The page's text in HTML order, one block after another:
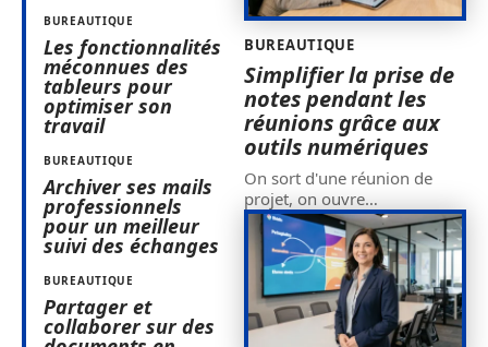
BUREAUTIQUE
Les fonctionnalités
méconnues des
tableurs pour
optimiser son
travail
BUREAUTIQUE
Archiver ses mails
professionnels
pour un meilleur
suivi des échanges
BUREAUTIQUE
Partager et
collaborer sur des
BUREAUTIQUE
Simplifier la prise de
notes pendant les
réunions grâce aux
outils numériques
On sort d'une réunion de
projet, on ouvre…